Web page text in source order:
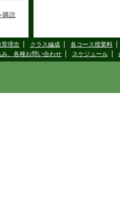
購読
育理念 クラス編成
各コース授業料
、各種お問い合わせ
スケジュール